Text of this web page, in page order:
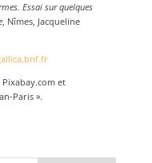
Essai sur quelques
, Nîmes, Jacqueline
et
Paris ».